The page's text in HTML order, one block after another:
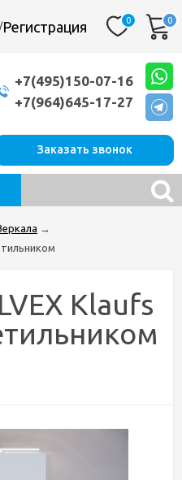
/Регистрация 0 0
+7(495)150-07-16
+7(964)645-17-27
Заказать звонок
→
Klaufs